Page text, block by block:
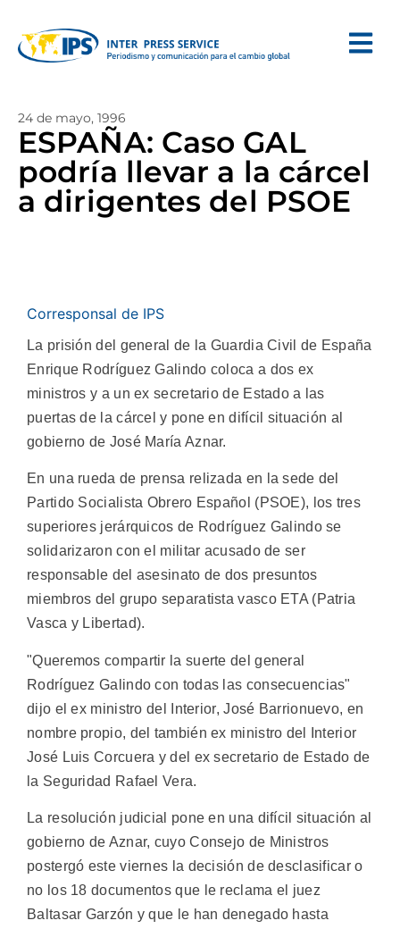
24 de mayo, 1996
ESPAÑA: Caso GAL
podría llevar a la cárcel
a dirigentes del PSOE
Corresponsal de IPS
La prisión del general de la Guardia Civil de España
Enrique Rodríguez Galindo coloca a dos ex
ministros y a un ex secretario de Estado a las
puertas de la cárcel y pone en difícil situación al
gobierno de José María Aznar.
En una rueda de prensa relizada en la sede del
Partido Socialista Obrero Español (PSOE), los tres
superiores jerárquicos de Rodríguez Galindo se
solidarizaron con el militar acusado de ser
responsable del asesinato de dos presuntos
miembros del grupo separatista vasco ETA (Patria
Vasca y Libertad).
"Queremos compartir la suerte del general
Rodríguez Galindo con todas las consecuencias"
dijo el ex ministro del Interior, José Barrionuevo, en
nombre propio, del también ex ministro del Interior
José Luis Corcuera y del ex secretario de Estado de
la Seguridad Rafael Vera.
La resolución judicial pone en una difícil situación al
gobierno de Aznar, cuyo Consejo de Ministros
postergó este viernes la decisión de desclasificar o
no los 18 documentos que le reclama el juez
Baltasar Garzón y que le han denegado hasta